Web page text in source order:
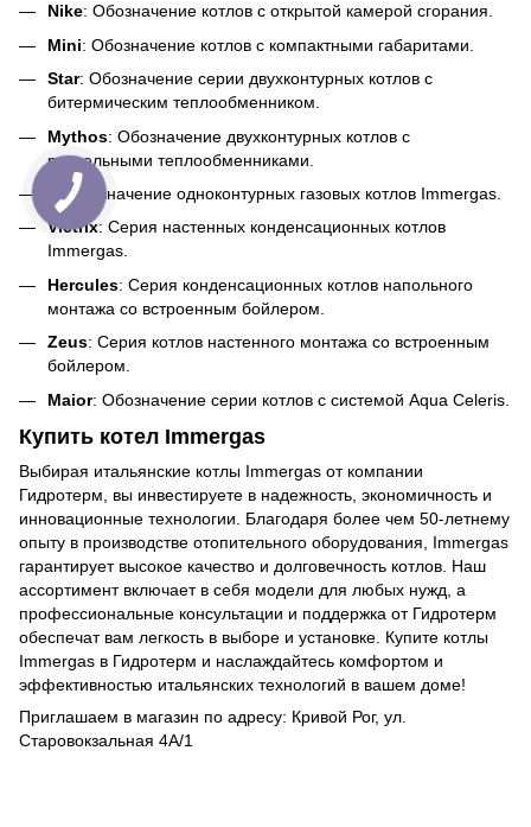
Nike: Обозначение котлов с открытой камерой сгорания.
Mini: Обозначение котлов с компактными габаритами.
Star: Обозначение серии двухконтурных котлов с
битермическим теплообменником.
Mythos: Обозначение двухконтурных котлов с
раздельными теплообменниками.
: Обозначение одноконтурных газовых котлов Immergas.
Victrix: Серия настенных конденсационных котлов
Immergas.
Hercules: Серия конденсационных котлов напольного
монтажа со встроенным бойлером.
Zeus: Серия котлов настенного монтажа со встроенным
бойлером.
Maior: Обозначение серии котлов с системой Aqua Celeris.
Купить котел Immergas
Выбирая итальянские котлы Immergas от компании
Гидротерм, вы инвестируете в надежность, экономичность и
инновационные технологии. Благодаря более чем 50-летнему
опыту в производстве отопительного оборудования, Immergas
гарантирует высокое качество и долговечность котлов. Наш
ассортимент включает в себя модели для любых нужд, а
профессиональные консультации и поддержка от Гидротерм
обеспечат вам легкость в выборе и установке. Купите котлы
Immergas в Гидротерм и наслаждайтесь комфортом и
эффективностью итальянских технологий в вашем доме!
Приглашаем в магазин по адресу: Кривой Рог, ул.
Старовокзальная 4А/1